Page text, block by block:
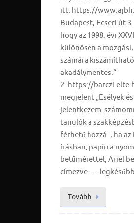
itt: https://
Budapest, Ecseri út
hogy az 1998. évi
különösen a
számára
akadálymentes.“
2. https://
megjelent „Esélyek
jelentkezem
tanulók a
férhető hozzá -, ha
írásban, papírra
betűmérettel, Ariel
címezve ….
Tovább